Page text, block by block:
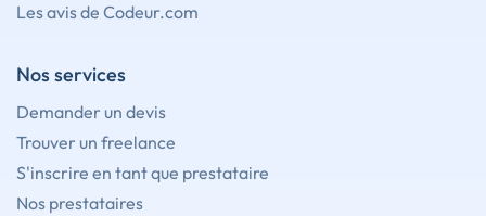
Les avis de Codeur.com
Nos services
Demander un devis
Trouver un freelance
S'inscrire en tant que prestataire
Nos prestataires